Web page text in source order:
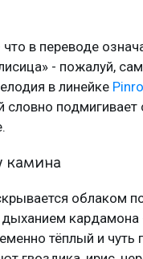
в переводе
- пожалуй,
в линейке
словно подмигивает
камина
облаком
кардамона
тёплый и